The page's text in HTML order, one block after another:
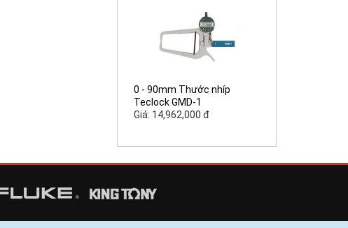
0 - 90mm Thước nhíp
Teclock GMD-1
Giá: 14,962,000 đ